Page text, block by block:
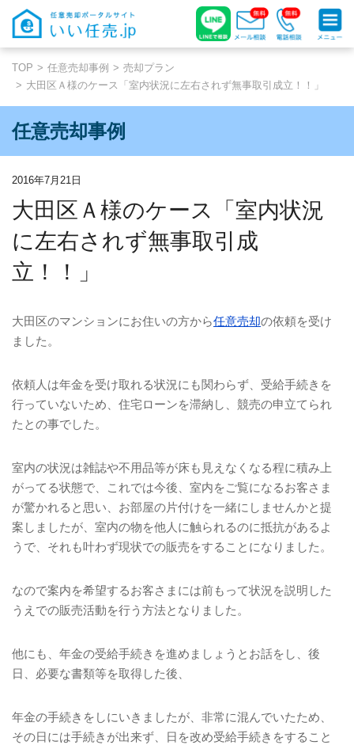
TOP 任意売却事例
売却プラン
大田区Ａ様のケース「室内状況に左右されず無事取引成立！！」
任意売却事例
2016年7月21日
大田区Ａ様のケース「室内状況
に左右されず無事取引成
立！！」
大田区のマンションにお住いの方から任意売却の依頼を受け
ました。
依頼人は年金を受け取れる状況にも関わらず、受給手続きを
行っていないため、住宅ローンを滞納し、競売の申立てられ
たとの事でした。
室内の状況は雑誌や不用品等が床も見えなくなる程に積み上
がってる状態で、これでは今後、室内をご覧になるお客さま
が驚かれると思い、お部屋の片付けを一緒にしませんかと提
案しましたが、室内の物を他人に触られるのに抵抗があるよ
うで、それも叶わず現状での販売をすることになりました。
なので案内を希望するお客さまには前もって状況を説明した
うえでの販売活動を行う方法となりました。
他にも、年金の受給手続きを進めましょうとお話をし、後
日、必要な書類等を取得した後、
年金の手続きをしにいきましたが、非常に混んでいたため、
その日には手続きが出来ず、日を改め受給手続きをすること